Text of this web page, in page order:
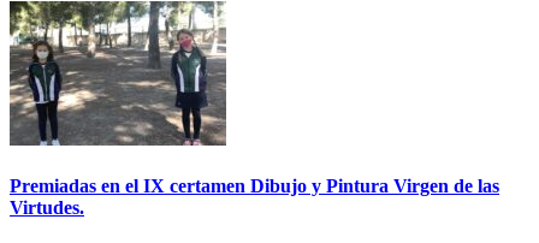
Premiadas en el IX certamen Dibujo y Pintura Virgen de las
Virtudes.